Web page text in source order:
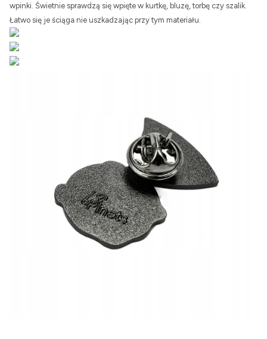
wpinki. Świetnie sprawdzą się wpięte w kurtkę, bluzę, torbę czy szalik.
Łatwo się je ściąga nie uszkadzając przy tym materiału.